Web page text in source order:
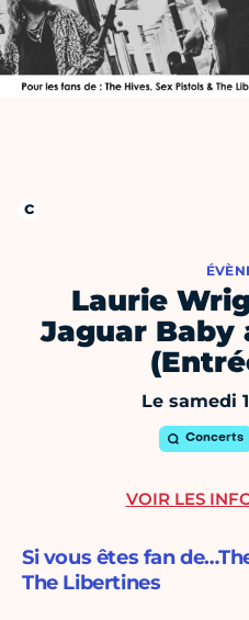
Laurie
Jaguar Baby
Le samedi
Concerts
Si vous êtes fan
The Libertines
VOIR LES